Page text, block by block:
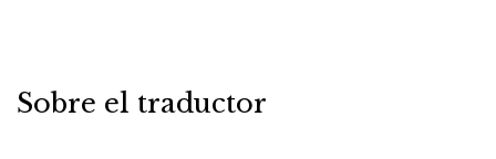
Sobre el traductor